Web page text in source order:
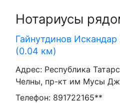
Нотариусы
Гайнутдинов Искандар
(0.04 км)
Адрес: Республика
Челны, пр-кт им Мусы
Телефон: 891722165**